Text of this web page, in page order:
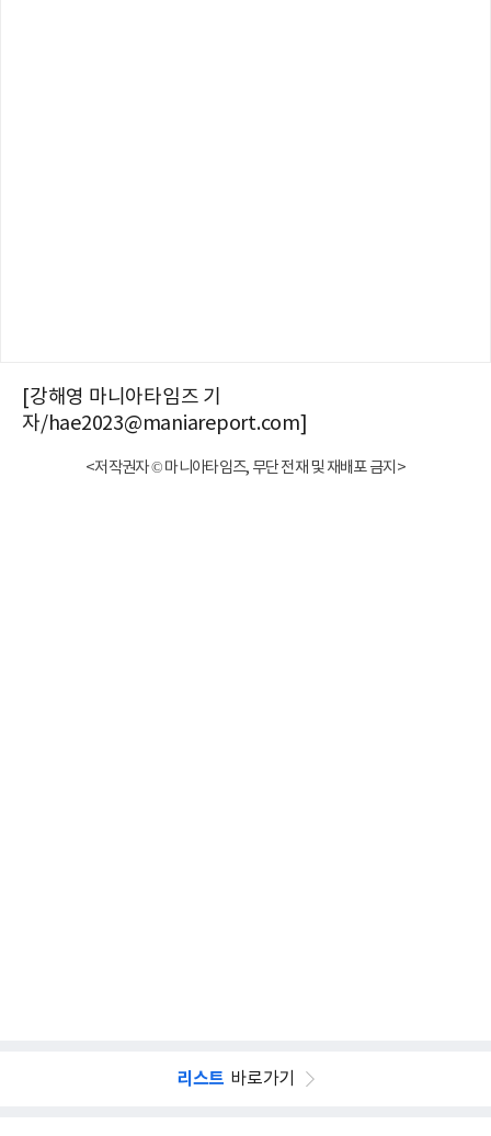
[강해영 마니아타임즈 기
자/hae2023@maniareport.com]
<저작권자 © 마니아타임즈, 무단 전재 및 재배포 금지>
리스트 바로가기